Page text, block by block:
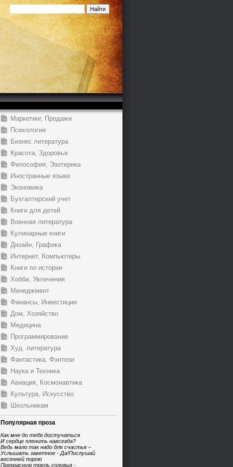
Маркетинг, Продажи
Психология
Бизнес литература
Красота, Здоровье
Философия, Эзотерика
Иностранные языки
Экономика
Бухгалтерский учет
Книги для детей
Военная литература
Кулинарные книги
Дизайн, Графика
Интернет, Компьютеры
Книги по истории
Хобби, Увлечения
Менеджмент
Финансы, Инвестиции
Дом, Хозяйство
Медицина
Программирование
Худ. литература
Фантастика, Фэнтези
Наука и Техника
Авиация, Космонавтика
Культура, Искусство
Школьникам
Популярная проза
Как мне до тебя достучаться
И сердце пленить навсегда?
Ведь мало так надо для счастья –
Услышать заветное - Да!Послушай
весенней порою
Прекрасную трель соловья -